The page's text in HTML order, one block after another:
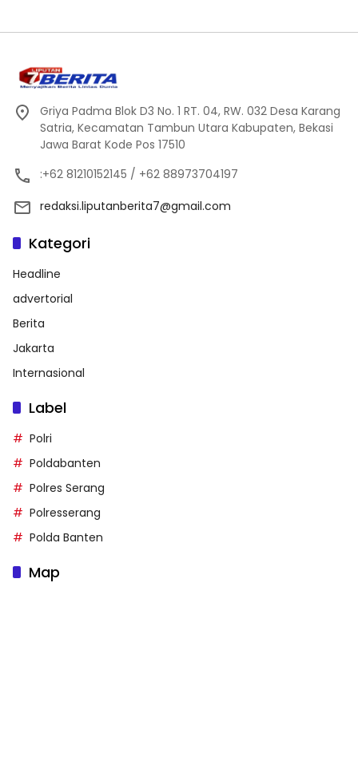
Griya Padma Blok D3 No. 1 RT. 04, RW. 032 Desa Karang
Satria, Kecamatan Tambun Utara Kabupaten, Bekasi
Jawa Barat Kode Pos 17510
:+62 81210152145 / +62 88973704197
redaksi.liputanberita7@gmail.com
Kategori
Headline
advertorial
Berita
Jakarta
Internasional
Label
Polri
Poldabanten
Polres Serang
Polresserang
Polda Banten
Map